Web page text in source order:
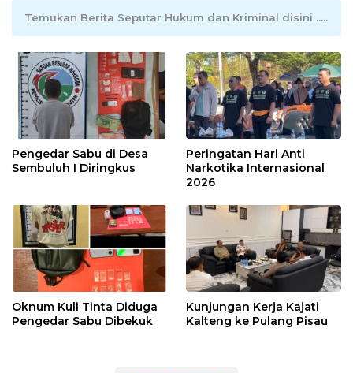
Temukan Berita Seputar Hukum dan Kriminal disini .....
Pengedar Sabu di Desa
Sembuluh I Diringkus
Peringatan Hari Anti
Narkotika Internasional
2026
Oknum Kuli Tinta Diduga
Pengedar Sabu Dibekuk
Kunjungan Kerja Kajati
Kalteng ke Pulang Pisau